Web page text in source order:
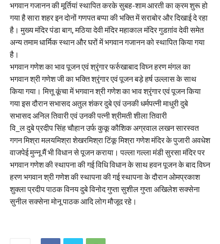
भगवान गजानन की मूर्तियां स्थापित करके सुबह-शाम आरती का क्रम शुरू हो
गया है सारा शहर इन दोनों गणपत बप्पा की भक्ति में सराबोर और दिखाई दे रहा
है। मुख्य मंदिर पंडा बाग, मठिया देवी मंदिर महाकाल मंदिर गुडग़ांव देवी समेत
अन्य तमाम धार्मिक स्थान और घरों में भगवान गजानन को स्थापित किया गया
है।
भगवान गणेश का भाव पूजन एवं श्रृंगार फर्रुखाबाद विघ्न हरण मंगल का
भगवान श्री गणेश जी का भक्ति श्रृंगार एवं पूजन बड़े हर्ष उल्लास के साथ
किया गया। मित्तू कूंचा में भगवान श्री गणेश का भाव श्रृंगार एवं पूजन किया
गया इस दौरान सभासद अतुल शंकर दुबे एवं उनकी धर्मपत्नी माधुरी दुबे
सभासद अनिल तिवारी एवं उनकी पत्नी श्रीमती शीला तिवारी
वि_ल दुबे प्रदीप सिंह चौहान उर्फ कुकू कौशिक अग्रवाल लखन सारस्वत
गगन मिश्रा मलयमिश्रा शेखरमिश्रा टिंकू मिश्रा गणेश मंदिर के पुजारी अवधेश
वाजपेई मुन्नू मैं भी विधान से पूजन कराया। पल्ला गल्ला मंडी सुरसा मंदिर पर
भगवान गणेश की स्थापना की गई विधि विधान के साथ हवन पूजन के बाद विघ्न
हरण भगवान श्री गणेश की स्थापना की गई स्थापना के दौरान ओमप्रकाश
शुक्ला प्रदीप पाठक विनय दुबे विनोद गुप्ता सुशील गुप्ता अखिलेश सक्सेना
सुनील सक्सेना मोनू पाठक आदि लोग मौजूद रहे।